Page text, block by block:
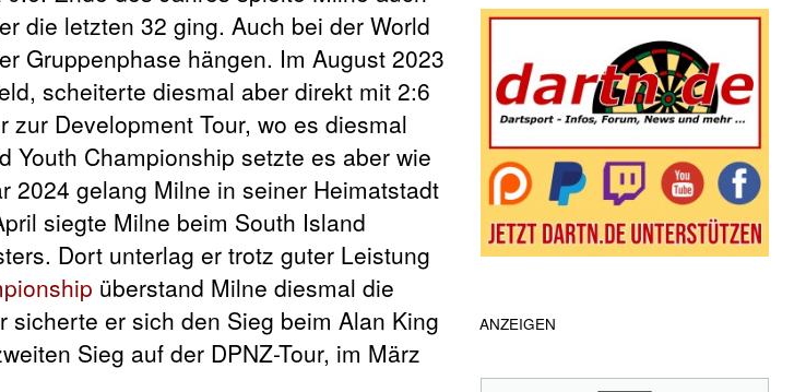
die letzten 32 ging. Auch bei der World
Gruppenphase hängen. Im August 2023
scheiterte diesmal aber direkt mit 2:6
Development Tour, wo es diesmal
Championship setzte es aber wie
2024 gelang Milne in seiner Heimatstadt
siegte Milne beim South Island
Dort unterlag er trotz guter Leistung
überstand Milne diesmal die
er sich den Sieg beim Alan King
Sieg auf der DPNZ-Tour, im März
ANZEIGEN